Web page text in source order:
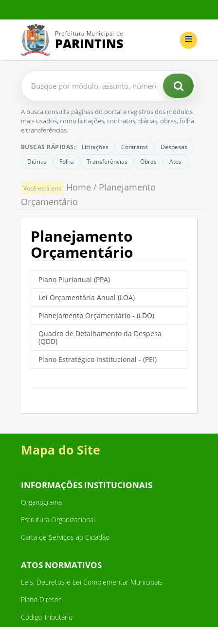
Prefeitura Municipal de
PARINTINS
Buscar
no
A busca consulta páginas do portal e registros dos módulos
mais usados, como licitações, contratos, diárias, obras, folha
e transferências.
BUSCAS RÁPIDAS: Licitações Contratos
Despesas
Diárias
Folha Transferências Obras Atos
Você está em: Home / Planejamento
Orçamentário
Planejamento
Orçamentário
Plano Plurianual (PPA)
Lei Orçamentária Anual (LOA)
Planejamento Orçamentário - (LDO)
Quadro de Detalhamento da Despesa
(QDD)
Plano Estratégico Institucional - (PEI)
Mapa do Site
INFORMAÇÕES INSTITUCIONAIS
Organograma
Estrutura Organizacional
Carta de Serviços ao Cidadão
ATOS NORMATIVOS
Leis, Decretos e Lei Complementar Municipais
Plano Diretor
Código Tributário